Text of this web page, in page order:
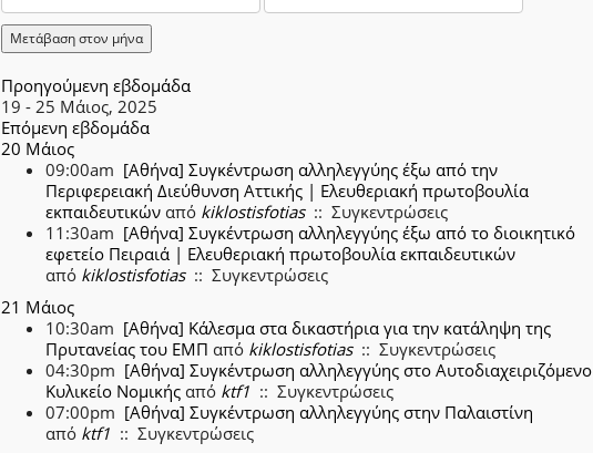
Μετάβαση στον μήνα
Προηγούμενη εβδομάδα
19 - 25 Μάιος, 2025
Επόμενη εβδομάδα
20 Μάιος
09:00am [Αθήνα] Συγκέντρωση αλληλεγγύης έξω από την
Περιφερειακή Διεύθυνση Αττικής | Ελευθεριακή πρωτοβουλία
εκπαιδευτικών από kiklostisfotias:: Συγκεντρώσεις
11:30am [Αθήνα] Συγκέντρωση αλληλεγγύης έξω από το διοικητικό
εφετείο Πειραιά | Ελευθεριακή πρωτοβουλία εκπαιδευτικών
από kiklostisfotias:: Συγκεντρώσεις
21 Μάιος
10:30am [Αθήνα] Κάλεσμα στα δικαστήρια για την κατάληψη της
Πρυτανείας του ΕΜΠ από kiklostisfotias:: Συγκεντρώσεις
04:30pm [Αθήνα] Συγκέντρωση αλληλεγγύης στο Αυτοδιαχειριζόμενο
Κυλικείο Νομικής από ktf1 :: Συγκεντρώσεις
07:00pm [Αθήνα] Συγκέντρωση αλληλεγγύης στην Παλαιστίνη
από ktf1 :: Συγκεντρώσεις